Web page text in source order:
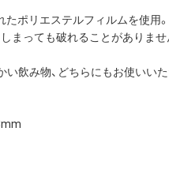
たポリエステルフィルムを使用。
まっても破れることがありませ
い飲み物、どちらにもお使いい